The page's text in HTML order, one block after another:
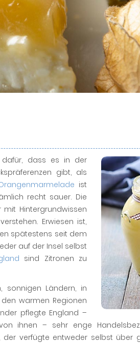
dafür, dass es in der
gibt, als
ist
recht sauer. Die
Hintergrundwissen
Erwiesen ist,
spätestens seit dem
auf der Insel selbst
sind Zitronen zu
sonnigen Ländern, in
den warmen Regionen
pflegte England –
ihnen – sehr enge
der verfügte entweder selbst